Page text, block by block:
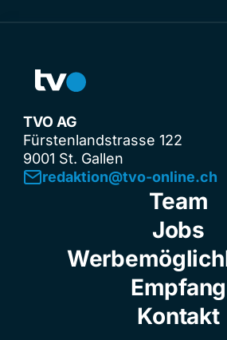
TVO AG
Fürstenlandstrasse 122
9001 St. Gallen
redaktion@tvo-online.ch
Team
Jobs
Empfang
Kontakt